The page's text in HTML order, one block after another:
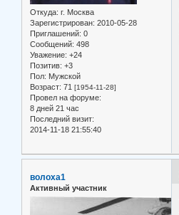
Откуда: г. Москва
Зарегистрирован: 2010-05-28
Приглашений: 0
Сообщений: 498
Уважение: +24
Позитив: +3
Пол: Мужской
Возраст: 71 [1954-11-28]
Провел на форуме:
8 дней 21 час
Последний визит:
2014-11-18 21:55:40
волоха1
Активный участник